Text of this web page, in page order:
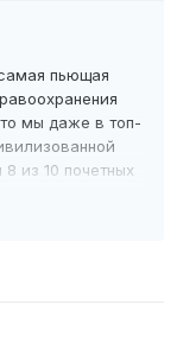
пьющая
мы даже в топ-
из 10 почетных